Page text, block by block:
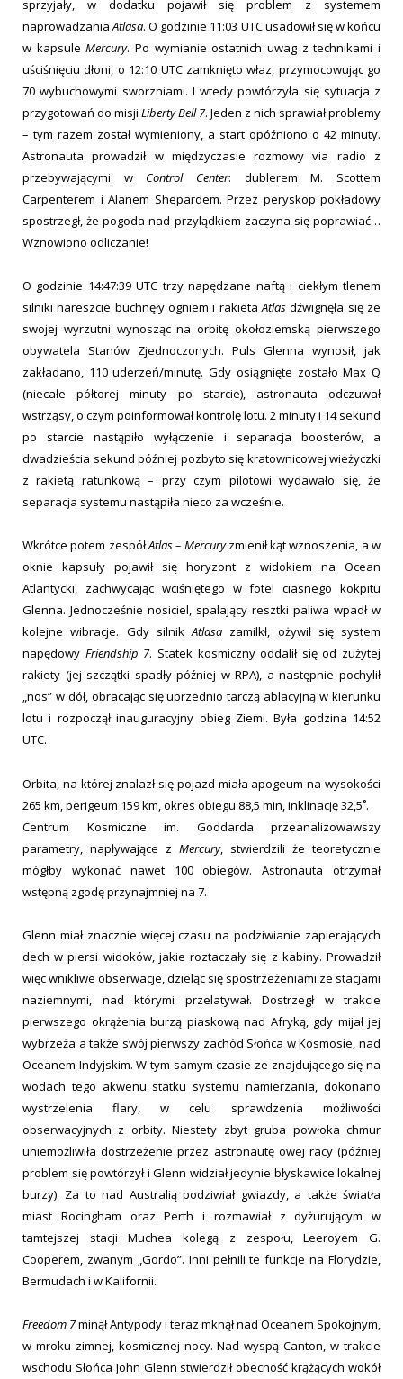
sprzyjały, w dodatku pojawił się problem z systemem
naprowadzaniaAtlasa. O godzinie 11:03 UTC usadowił się w końcu
w kapsuleMercury. Po wymianie ostatnich uwag z technikami i
uściśnięciu dłoni, o 12:10 UTC zamknięto właz, przymocowując go
70 wybuchowymi sworzniami. I wtedy powtórzyła się sytuacja z
przygotowań do misji Liberty Bell 7. Jeden z nich sprawiał problemy
– tym razem został wymieniony, a start opóźniono o 42 minuty.
Astronauta prowadził w międzyczasie rozmowy via radio z
przebywającymi w Control Center: dublerem M. Scottem
Carpenterem i Alanem Shepardem. Przez peryskop pokładowy
spostrzegł, że pogoda nad przylądkiem zaczyna się poprawiać…
Wznowiono odliczanie!
O godzinie 14:47:39 UTC trzy napędzane naftą i ciekłym tlenem
silniki nareszcie buchnęły ogniem i rakietaAtlas dźwignęła się ze
swojej wyrzutni wynosząc na orbitę okołoziemską pierwszego
obywatela Stanów Zjednoczonych. Puls Glenna wynosił, jak
zakładano, 110 uderzeń/minutę. Gdy osiągnięte zostało Max Q
(niecałe półtorej minuty po starcie), astronauta odczuwał
wstrząsy, o czym poinformował kontrolę lotu. 2 minuty i 14 sekund
po starcie nastąpiło wyłączenie i separacja boosterów, a
dwadzieścia sekund później pozbyto się kratownicowej wieżyczki
z rakietą ratunkową – przy czym pilotowi wydawało się, że
separacja systemu nastąpiła nieco za wcześnie.
Wkrótce potem zespółAtlas – Mercuryzmienił kąt wznoszenia, a w
oknie kapsuły pojawił się horyzont z widokiem na Ocean
Atlantycki, zachwycając wciśniętego w fotel ciasnego kokpitu
Glenna. Jednocześnie nosiciel, spalający resztki paliwa wpadł w
kolejne wibracje. Gdy silnikAtlasa zamilkł, ożywił się system
napędowy Friendship 7. Statek kosmiczny oddalił się od zużytej
rakiety (jej szczątki spadły później w RPA), a następnie pochylił
„nos” w dół, obracając się uprzednio tarczą ablacyjną w kierunku
lotu i rozpoczął inauguracyjny obieg Ziemi. Była godzina 14:52
UTC.
Orbita, na której znalazł się pojazd miała apogeum na wysokości
265 km, perigeum 159 km, okres obiegu 88,5 min, inklinację 32,5˚.
Centrum Kosmiczne im. Goddarda przeanalizowawszy
parametry, napływające z Mercury, stwierdzili że teoretycznie
mógłby wykonać nawet 100 obiegów. Astronauta otrzymał
wstępną zgodę przynajmniej na 7.
Glenn miał znacznie więcej czasu na podziwianie zapierających
dech w piersi widoków, jakie roztaczały się z kabiny. Prowadził
więc wnikliwe obserwacje, dzieląc się spostrzeżeniami ze stacjami
naziemnymi, nad którymi przelatywał. Dostrzegł w trakcie
pierwszego okrążenia burzą piaskową nad Afryką, gdy mijał jej
wybrzeża a także swój pierwszy zachód Słońca w Kosmosie, nad
Oceanem Indyjskim. W tym samym czasie ze znajdującego się na
wodach tego akwenu statku systemu namierzania, dokonano
wystrzelenia flary, w celu sprawdzenia możliwości
obserwacyjnych z orbity. Niestety zbyt gruba powłoka chmur
uniemożliwiła dostrzeżenie przez astronautę owej racy (później
problem się powtórzył i Glenn widział jedynie błyskawice lokalnej
burzy). Za to nad Australią podziwiał gwiazdy, a także światła
miast Rocingham oraz Perth i rozmawiał z dyżurującym w
tamtejszej stacji Muchea kolegą z zespołu, Leeroyem G.
Cooperem, zwanym „Gordo”. Inni pełnili te funkcje na Florydzie,
Bermudach i w Kalifornii.
Freedom 7minął Antypody i teraz mknął nad Oceanem Spokojnym,
w mroku zimnej, kosmicznej nocy. Nad wyspą Canton, w trakcie
wschodu Słońca John Glenn stwierdził obecność krążących wokół